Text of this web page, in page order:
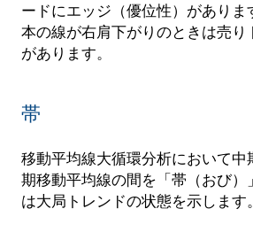
ードにエッジ（優位性）がありま
本の線が右肩下がりのときは売り
があります。
帯
移動平均線大循環分析において中
期移動平均線の間を「帯（おび）
は大局トレンドの状態を示します。